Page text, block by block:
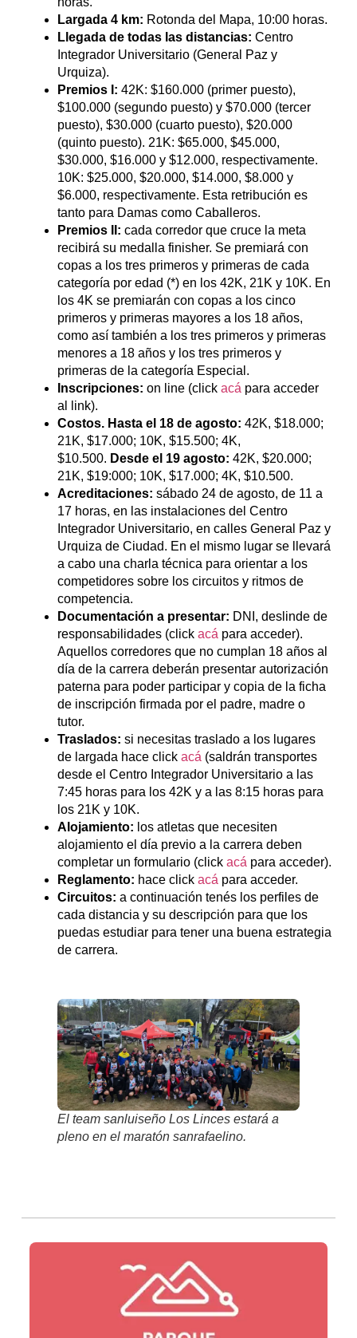
Largada 4 km: Rotonda del Mapa, 10:00 horas.
Llegada de todas las distancias: Centro
Integrador Universitario (General Paz y
Urquiza).
Premios I: 42K: $160.000 (primer puesto),
$100.000 (segundo puesto) y $70.000 (tercer
puesto), $30.000 (cuarto puesto), $20.000
(quinto puesto). 21K: $65.000, $45.000,
$30.000, $16.000 y $12.000, respectivamente.
10K: $25.000, $20.000, $14.000, $8.000 y
$6.000, respectivamente. Esta retribución es
tanto para Damas como Caballeros.
Premios II: cada corredor que cruce la meta
recibirá su medalla finisher. Se premiará con
copas a los tres primeros y primeras de cada
categoría por edad (*) en los 42K, 21K y 10K. En
los 4K se premiarán con copas a los cinco
primeros y primeras mayores a los 18 años,
como así también a los tres primeros y primeras
menores a 18 años y los tres primeros y
primeras de la categoría Especial.
Inscripciones: on line (click acá para acceder
al link).
Costos. Hasta el 18 de agosto: 42K, $18.000;
21K, $17.000; 10K, $15.500; 4K,
$10.500. Desde el 19 agosto: 42K, $20.000;
21K, $19:000; 10K, $17.000; 4K, $10.500.
Acreditaciones: sábado 24 de agosto, de 11 a
17 horas, en las instalaciones del Centro
Integrador Universitario, en calles General Paz y
Urquiza de Ciudad. En el mismo lugar se llevará
a cabo una charla técnica para orientar a los
competidores sobre los circuitos y ritmos de
competencia.
Documentación a presentar: DNI, deslinde de
responsabilidades (click acá para acceder).
Aquellos corredores que no cumplan 18 años al
día de la carrera deberán presentar autorización
paterna para poder participar y copia de la ficha
de inscripción firmada por el padre, madre o
tutor.
Traslados: si necesitas traslado a los lugares
de largada hace click acá (saldrán transportes
desde el Centro Integrador Universitario a las
7:45 horas para los 42K y a las 8:15 horas para
los 21K y 10K.
Alojamiento: los atletas que necesiten
alojamiento el día previo a la carrera deben
completar un formulario (click acá para acceder).
Reglamento: hace click acá para acceder.
Circuitos: a continuación tenés los perfiles de
cada distancia y su descripción para que los
puedas estudiar para tener una buena estrategia
de carrera.
El team sanluiseño Los Lincesestará a
pleno en el maratón sanrafaelino.